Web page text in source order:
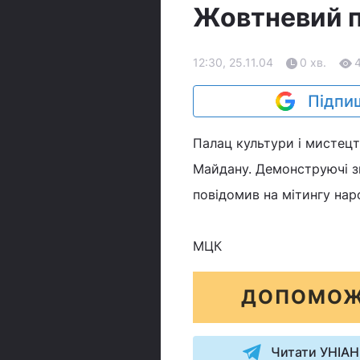
Жовтневий
12:30, 25.11.04 0 хв. 4
Палац культури і
Майдану. Демонструючі
повідомив на мітингу
МЦК
Читати